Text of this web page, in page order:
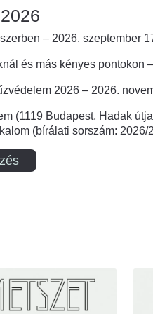
– 2026. szeptember
és más kényes pontokon
2026 – 2026.
(1119 Budapest, Hadak
(bírálati sorszám: 2026/